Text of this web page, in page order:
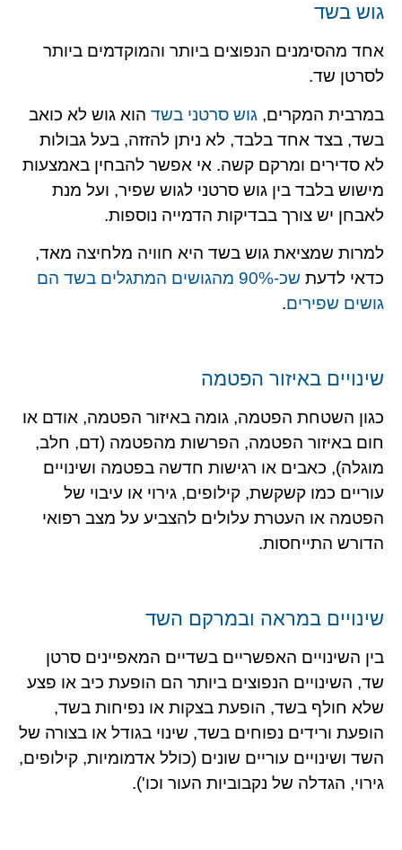
גוש בשד
אחד מהסימנים הנפוצים ביותר והמוקדמים ביותר
לסרטן שד.
במרבית המקרים, גוש סרטני בשדהוא גוש לא כואב
בשד, בצד אחד בלבד, לא ניתן להזזה, בעל גבולות
לא סדירים ומרקם קשה. אי אפשר להבחין באמצעות
מישוש בלבד בין גוש סרטני לגוש שפיר, ועל מנת
לאבחן יש צורך בבדיקות הדמייה נוספות.
למרות שמציאת גוש בשד היא חוויה מלחיצה מאד,
כדאי לדעת
שכ-90% מהגושים המתגלים בשד הם
גושים שפירים.
שינויים באיזור הפטמה
כגון השטחת הפטמה, גומה באיזור הפטמה, אודם או
חום באיזור הפטמה, הפרשות מהפטמה (דם, חלב,
מוגלה), כאבים או רגישות חדשה בפטמה ושינויים
עוריים כמו קשקשת, קילופים, גירוי או עיבוי של
הפטמה או העטרת עלולים להצביע על מצב רפואי
הדורש התייחסות.
שינויים במראה ובמרקם השד
בין השינויים האפשריים בשדיים המאפיינים סרטן
שד, השינויים הנפוצים ביותר הם הופעת כיב או פצע
שלא חולף בשד, הופעת בצקות או נפיחות בשד,
הופעת ורידים נפוחים בשד, שינוי בגודל או בצורה של
השד ושינויים עוריים שונים (כולל אדמומיות, קילופים,
גירוי, הגדלה של נקבוביות העור וכו').